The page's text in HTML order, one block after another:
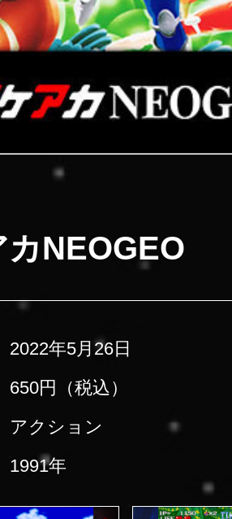
カNEOGEO
2022年5月26日
650円（税込）
アクション
1991年